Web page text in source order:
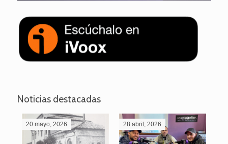
Noticias destacadas
20 mayo, 2026 28 abril, 2026